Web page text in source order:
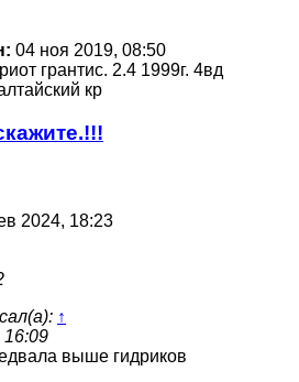
04 ноя 2019, 08:50
грантис. 2.4 1999г. 4вд
кр
2024, 18:23
↑
16:09
выше гидриков